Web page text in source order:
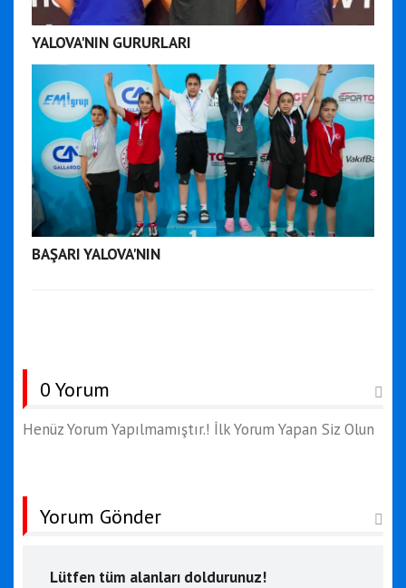
YALOVA'NIN GURURLARI
BAŞARI YALOVA'NIN
0 Yorum
Henüz Yorum Yapılmamıştır.! İlk Yorum Yapan Siz Olun
Yorum Gönder
Lütfen tüm alanları doldurunuz!